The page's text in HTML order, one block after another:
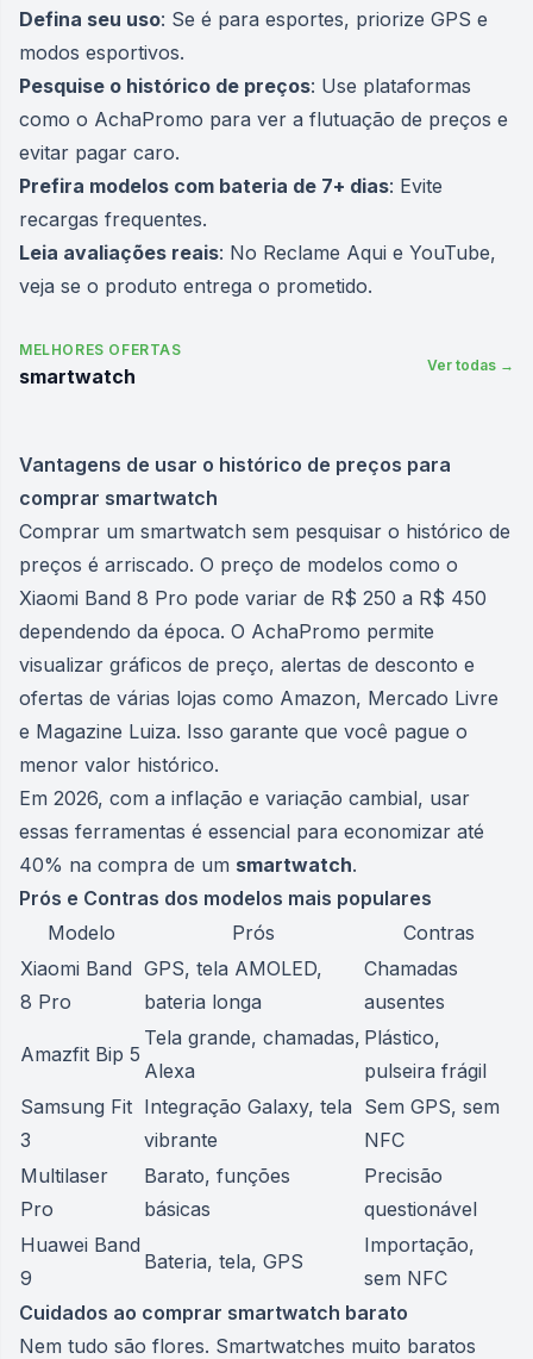
Defina seu uso: Se é para esportes, priorize GPS e
modos esportivos.
Pesquise o histórico de preços: Use plataformas
como o AchaPromo para ver a flutuação de preços e
evitar pagar caro.
Prefira modelos com bateria de 7+ dias: Evite
recargas frequentes.
Leia avaliações reais: No Reclame Aqui e YouTube,
veja se o produto entrega o prometido.
MELHORES OFERTAS
smartwatch Ver todas →
Vantagens de usar o histórico de preços para
comprar smartwatch
Comprar um smartwatch sem pesquisar o histórico de
preços é arriscado. O preço de modelos como o
Xiaomi Band 8 Pro pode variar de R$ 250 a R$ 450
dependendo da época. O AchaPromo permite
visualizar gráficos de preço, alertas de desconto e
ofertas de várias lojas como Amazon, Mercado Livre
e Magazine Luiza. Isso garante que você pague o
menor valor histórico.
Em 2026, com a inflação e variação cambial, usar
essas ferramentas é essencial para economizar até
40% na compra de um smartwatch.
Prós e Contras dos modelos mais populares
Modelo
Prós
Contras
Xiaomi Band
8 Pro
GPS, tela AMOLED,
bateria longa
Chamadas
ausentes
Amazfit Bip 5
Tela grande, chamadas,
Alexa
Plástico,
pulseira frágil
Samsung Fit
3
Integração Galaxy, tela
vibrante
Sem GPS, sem
NFC
Multilaser
Pro
Barato, funções
básicas
Precisão
questionável
Huawei Band
9
Bateria, tela, GPS
Importação,
sem NFC
Cuidados ao comprar smartwatch barato
Nem tudo são flores. Smartwatches muito baratos